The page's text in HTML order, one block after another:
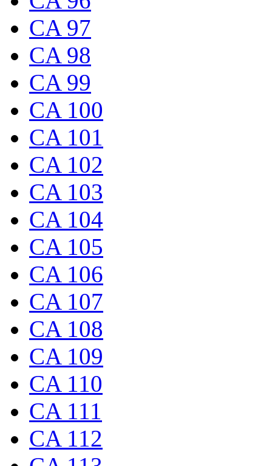
CA 97
CA 98
CA 99
CA 100
CA 101
CA 102
CA 103
CA 104
CA 105
CA 106
CA 107
CA 108
CA 109
CA 110
CA 111
CA 112